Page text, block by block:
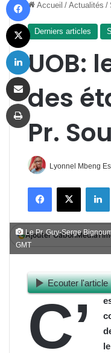
Accueil / Actualités /
Derniers articles
UOB:
des
Pr.
Lyonnel Mbeng
FacebookX
Ajouter
Le Pr. Guy-Serge
GMT
Ecouter l'article
C’
X
Imprimer